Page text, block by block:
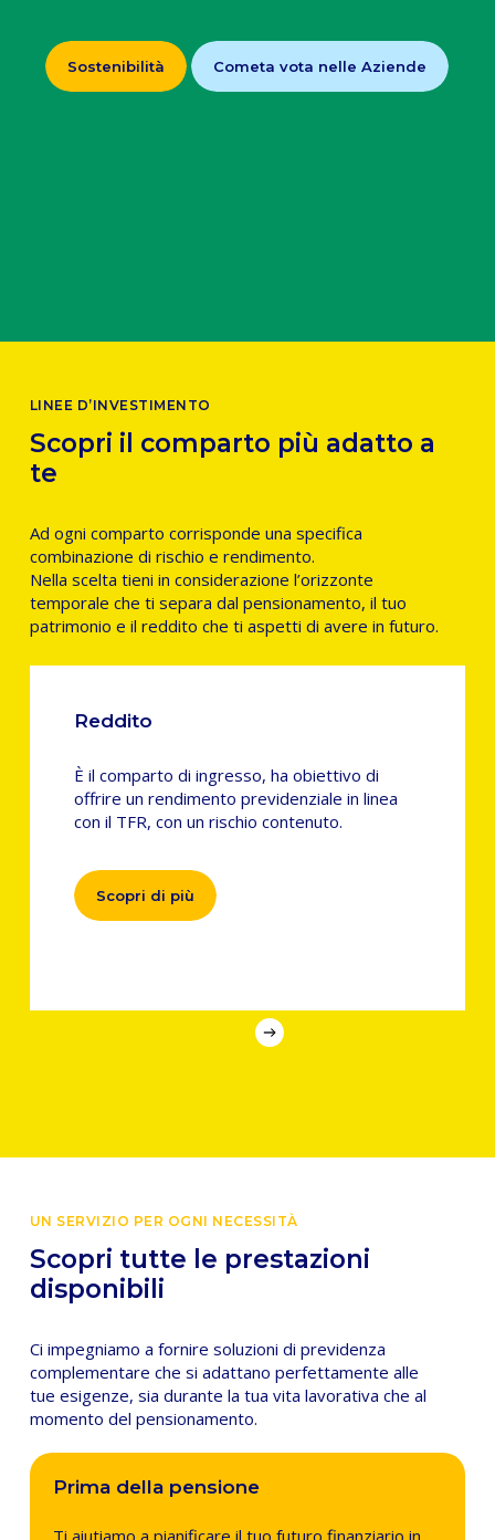
Sostenibilità Cometa vota nelle Aziende
LINEE D’INVESTIMENTO
Scopri il comparto più adatto a
te
Ad ogni comparto corrisponde una specifica
combinazione di rischio e rendimento.
Nella scelta tieni in considerazione l’orizzonte
temporale che ti separa dal pensionamento, il tuo
patrimonio e il reddito che ti aspetti di avere in futuro.
Reddito
È il comparto di ingresso, ha obiettivo di
offrire un rendimento previdenziale in linea
con il TFR, con un rischio contenuto.
Scopri di più
UN SERVIZIO PER OGNI NECESSITÀ
Scopri tutte le prestazioni
disponibili
Ci impegniamo a fornire soluzioni di previdenza
complementare che si adattano perfettamente alle
tue esigenze, sia durante la tua vita lavorativa che al
momento del pensionamento.
Prima della pensione